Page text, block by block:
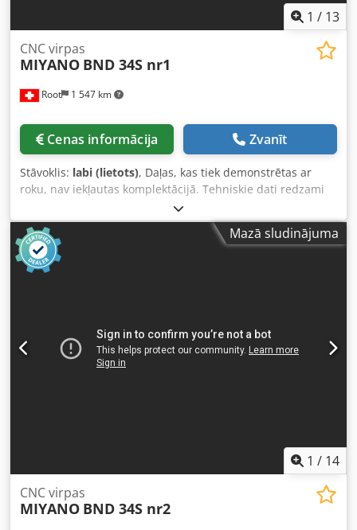
1 / 13
Root 1 547 km
CNC virpas
MIYANO BND 34S nr1
Cenas informācija Zvanīt
Stāvoklis: labi (lietots), Daļas, kas tiek demonstrētas ar
roku, nav iekļautas komplektācijā. Tehniskie dati redzami
attēlā. Instrumenti koka kastē tiks piegādāti kopā ar
iekārtu. Dedswb Em Sopfx Ah Djkr
Mazā sludinājuma
1 / 14
CNC virpas
MIYANO BND 34S nr2